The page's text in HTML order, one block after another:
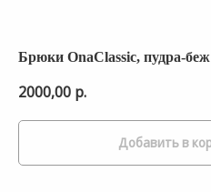
Брюки OnaClassic, пудра-беж
2000,00 р.
Добавить в